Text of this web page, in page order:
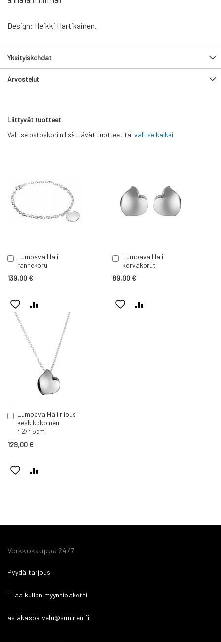
Design: Heikki Hartikainen.
Yksityiskohdat
Arvostelut
Liittyvät tuotteet
Valitse ostoskoriin lisättävät tuotteet tai valitse kaikki
Lumoava Hali
rannekoru
139,00 €
Lisää
ostoskoriin
LISÄÄ
TOIVELISTAAN
VERTAILUUN
Lumoava Hali
korvakorut
89,00 €
Lisää
ostoskoriin
LISÄÄ
Lumoava Hali riipus
keskikokoinen
42/45cm
129,00 €
Lisää
ostoskoriin
LISÄÄ
Verkkokauppa 24/7
Pyydä tarjous
Tilaa kullan myyntipaketti
asiakaspalvelu@suninen.fi